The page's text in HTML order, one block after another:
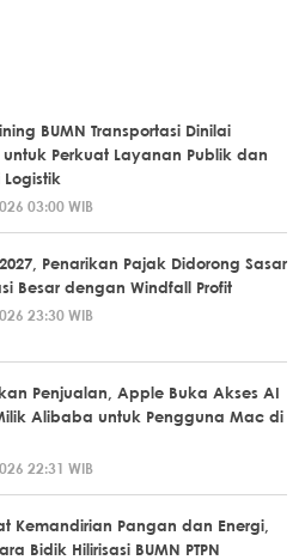
BUMN Transportasi Dinilai
untuk Perkuat Layanan Publik dan
Logistik
03:00 WIB
2027, Penarikan Pajak Didorong Sasar
Besar dengan Windfall Profit
23:30 WIB
Penjualan, Apple Buka Akses AI
Alibaba untuk Pengguna Mac di
22:31 WIB
Kemandirian Pangan dan Energi,
Bidik Hilirisasi BUMN PTPN